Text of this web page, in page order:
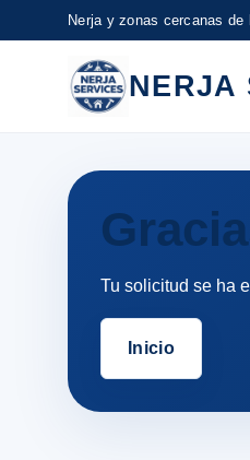
Nerja y zonas cercanas de
NERJA
Tu solicitud se ha
Inicio